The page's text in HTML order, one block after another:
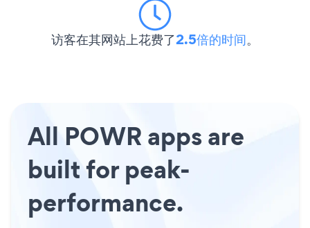
访客在其网站上花费了2.5倍的时间。
All POWR apps are
built for peak-
performance.